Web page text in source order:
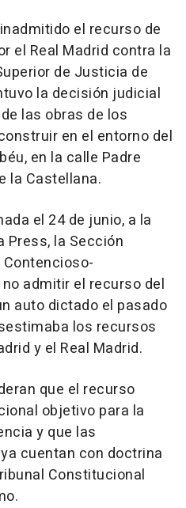
el recurso de
el Real Madrid contra la
de Justicia de
la decisión judicial
las obras de los
en el entorno del
en la calle Padre
la Castellana.
el 24 de junio, a la
Press, la Sección
Contencioso-
admitir el recurso del
auto dictado el pasado
los recursos
y el Real Madrid.
que el recurso
objetivo para la
y que las
cuentan con doctrina
Constitucional